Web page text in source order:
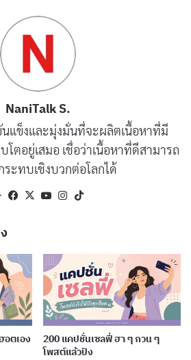
มให้เรา
ไรๆก็ดีขึ้น
ล็กๆ น้อยๆ ในชีวิต คัดลอก
มไว้สู้ต่อไป
ให้โลกสดใส คัดลอก
รื่องร้ายๆ ก็ผ่านไป คัดลอก
ติมพลังให้ชีวิต
NaniTalk S.
แข็งและมุ่งมั่นที่จะผลิตเนื้อหาที่มี
ตอยู่เสมอ เชื่อว่าเนื้อหาที่ดีสามารถ
ระทบเชิงบวกต่อโลกได้
WebsiteFacebook
X YouTubeInstagram
อตเอง
200 แคปชั่นเซลฟี่ ฮา ๆ กวน ๆ
โพสต์แล้วปัง